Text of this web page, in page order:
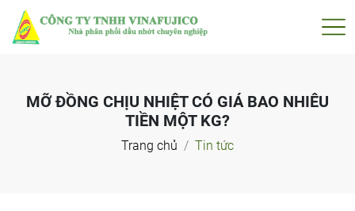
MỠ ĐỒNG CHỊU NHIỆT CÓ GIÁ BAO NHIÊU
TIỀN MỘT KG?
Trang chủ Tin tức